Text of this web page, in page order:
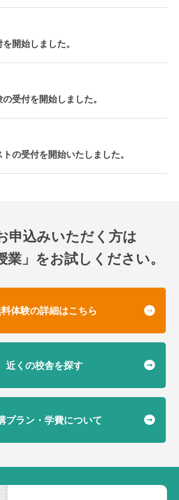
開始しました。
受付を開始しました。
の受付を開始いたしました。
申込みいただく方は
業」をお試しください。
体験の詳細はこちら
近くの校舎を探す
プラン・学費について